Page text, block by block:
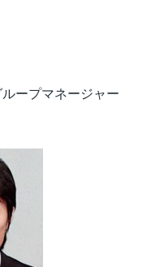
ープマネージャー